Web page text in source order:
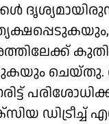
ചെയ്തു.
ഡിട്രീച്ച്